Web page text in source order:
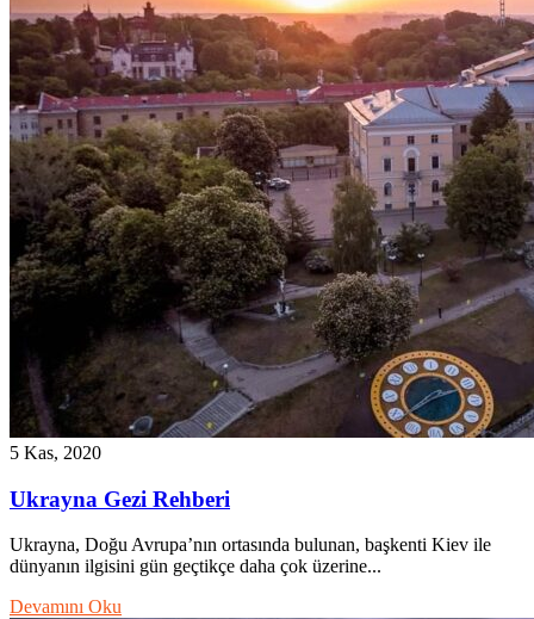
5 Kas, 2020
Ukrayna Gezi Rehberi
Ukrayna, Doğu Avrupa’nın ortasında bulunan, başkenti Kiev ile
dünyanın ilgisini gün geçtikçe daha çok üzerine...
Devamını Oku